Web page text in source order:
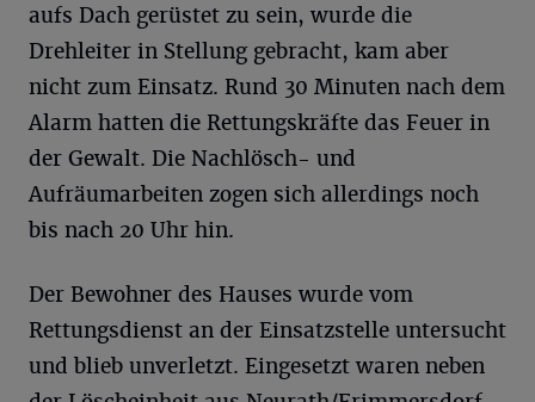
aufs Dach gerüstet zu sein, wurde die
Drehleiter in Stellung gebracht, kam aber
nicht zum Einsatz. Rund 30 Minuten nach dem
Alarm hatten die Rettungskräfte das Feuer in
der Gewalt. Die Nachlösch- und
Aufräumarbeiten zogen sich allerdings noch
bis nach 20 Uhr hin.
Der Bewohner des Hauses wurde vom
Rettungsdienst an der Einsatzstelle untersucht
und blieb unverletzt. Eingesetzt waren neben